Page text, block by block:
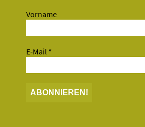
Vorname
E-Mail *